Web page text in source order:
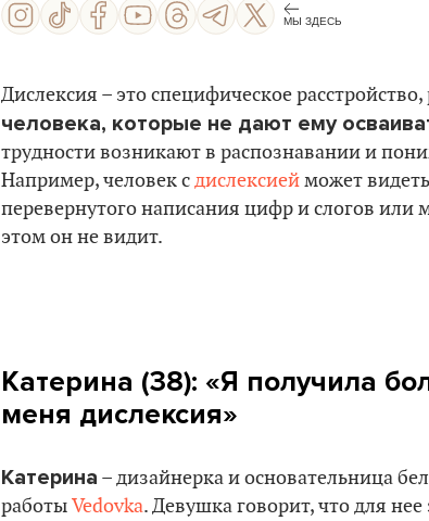
МЫ ЗДЕСЬ
Дислексия – это специфическое
человека, которые не дают ему
трудности возникают в распознавании и
Например, человек сдислексиейможет
перевернутого написания цифр и слогов
этом он не видит.
Катерина (38): «Я получила
меня дислексия»
Катерина – дизайнерка и основательница
работыVedovka. Девушка говорит, что для